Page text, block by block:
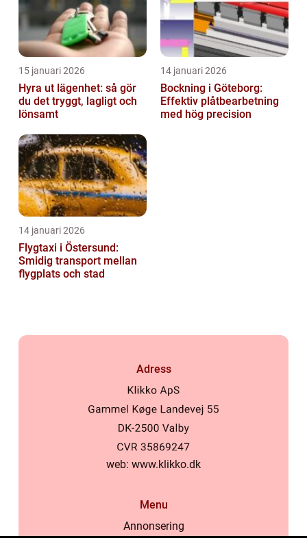
15 januari 2026
Hyra ut lägenhet: så gör
du det tryggt, lagligt och
lönsamt
14 januari 2026
Bockning i Göteborg:
Effektiv plåtbearbetning
med hög precision
14 januari 2026
Flygtaxi i Östersund:
Smidig transport mellan
flygplats och stad
Adress
web: www.klikko.dk
Menu
Annonsering